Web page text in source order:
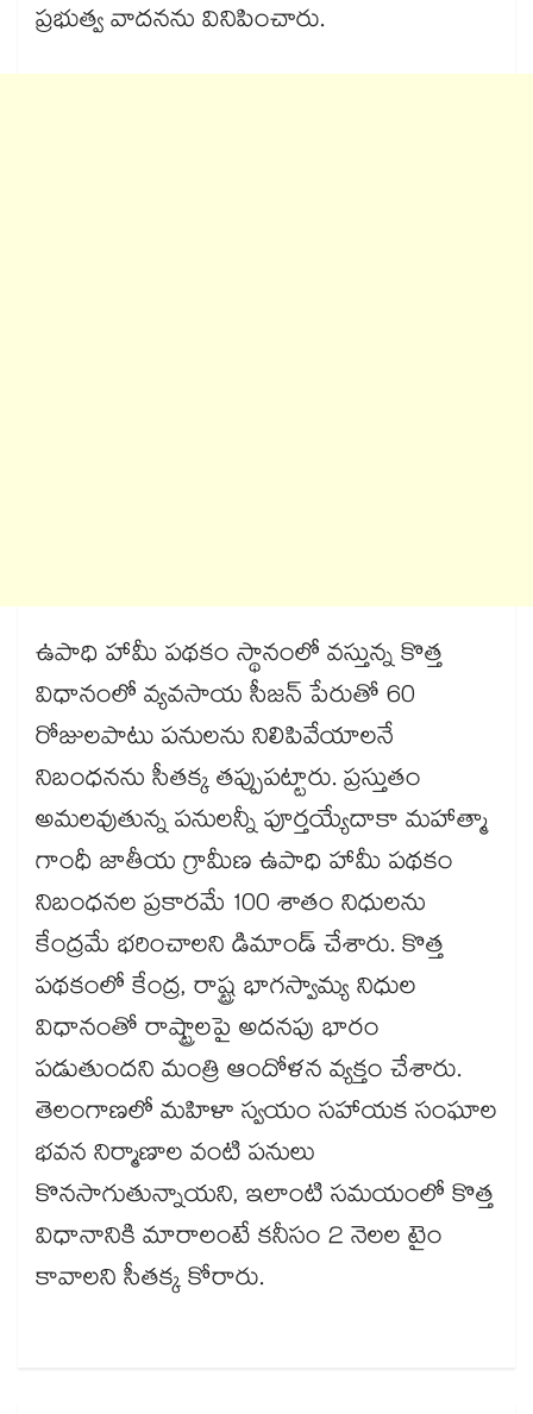
ప్రభుత్వ వాదనను వినిపించారు.
ఉపాధి హామీ పథకం స్థానంలో వస్తున్న కొత్త
విధానంలో వ్యవసాయ సీజన్ పేరుతో 60
రోజులపాటు పనులను నిలిపివేయాలనే
నిబంధనను సీతక్క తప్పుపట్టారు. ప్రస్తుతం
అమలవుతున్న పనులన్నీ పూర్తయ్యేదాకా మహాత్మా
గాంధీ జాతీయ గ్రామీణ ఉపాధి హామీ పథకం
నిబంధనల ప్రకారమే 100 శాతం నిధులను
కేంద్రమే భరించాలని డిమాండ్ చేశారు. కొత్త
పథకంలో కేంద్ర, రాష్ట్ర భాగస్వామ్య నిధుల
విధానంతో రాష్ట్రాలపై అదనపు భారం
పడుతుందని మంత్రి ఆందోళన వ్యక్తం చేశారు.
తెలంగాణలో మహిళా స్వయం సహాయక సంఘాల
భవన నిర్మాణాల వంటి పనులు
కొనసాగుతున్నాయని, ఇలాంటి సమయంలో కొత్త
విధానానికి మారాలంటే కనీసం 2 నెలల టైం
కావాలని సీతక్క కోరారు.